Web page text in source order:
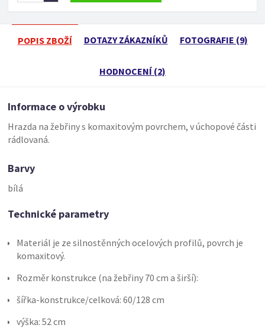
POPIS ZBOŽÍ DOTAZY ZÁKAZNÍKŮ FOTOGRAFIE (9)
HODNOCENÍ (2)
Informace o výrobku
Hrazda na žebřiny s komaxitovým povrchem, v úchopové části
rádlovaná.
Barvy
bílá
Technické parametry
Materiál je ze silnostěnných ocelových profilů, povrch je
komaxitový.
Rozměr konstrukce (na žebřiny 70 cm a širší):
šířka-konstrukce/celková: 60/128 cm
výška: 52 cm